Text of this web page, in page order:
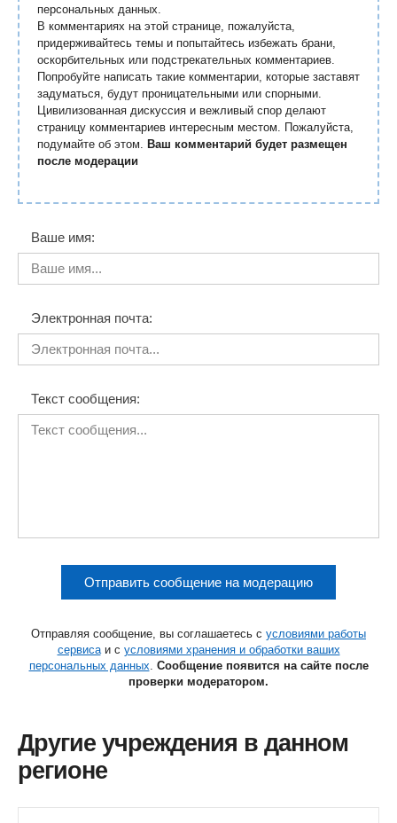
персональных данных.
В комментариях на этой странице, пожалуйста,
придерживайтесь темы и попытайтесь избежать брани,
оскорбительных или подстрекательных комментариев.
Попробуйте написать такие комментарии, которые заставят
задуматься, будут проницательными или спорными.
Цивилизованная дискуссия и вежливый спор делают
страницу комментариев интересным местом. Пожалуйста,
подумайте об этом. Ваш комментарий будет размещен
после модерации
Ваше имя:
Электронная почта:
Текст сообщения:
Отправить сообщение на модерацию
Отправляя сообщение, вы соглашаетесь с условиями работы
сервисаи с условиями хранения и обработки ваших
персональных данных. Сообщение появится на сайте после
проверки модератором.
Другие учреждения в данном
регионе